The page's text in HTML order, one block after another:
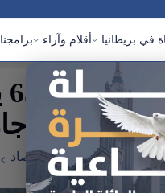
في بريطانيا أقلام وآراء برامجنا
فقط؟
بريطانيا سياسة واقتصاد